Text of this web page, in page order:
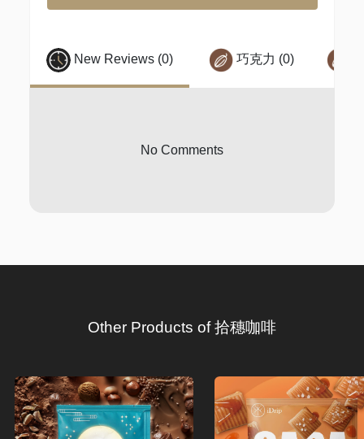
New Reviews (0) 巧克力 (0)
No Comments
Other Products of 拾穗咖啡